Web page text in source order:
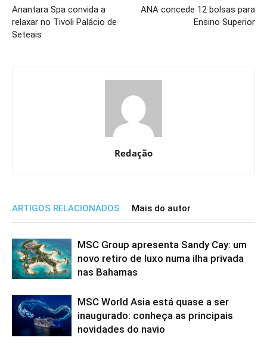
Anantara Spa convida a
relaxar no Tivoli Palácio de
Seteais
ANA concede 12 bolsas para
Ensino Superior
Redação
ARTIGOS RELACIONADOS Mais do autor
MSC Group apresenta Sandy Cay: um
novo retiro de luxo numa ilha privada
nas Bahamas
MSC World Asia está quase a ser
inaugurado: conheça as principais
novidades do navio